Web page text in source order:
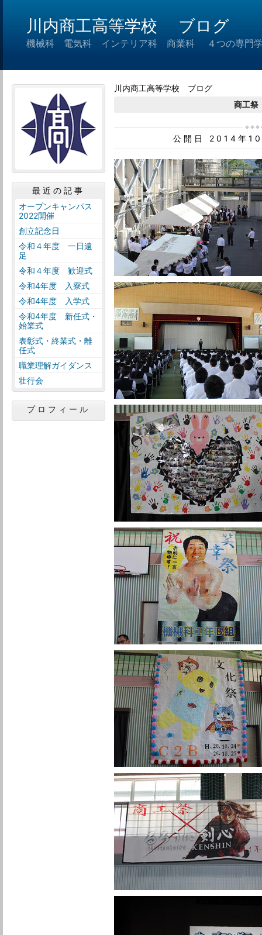
川内商工高等学校 ブログ
機械科 電気科 インテリア科 商業科 ４つの専門学
川内商工高等学校 ブログ
商工
公開日 2014年
最近の記事
オープンキャンパス
2022開催
創立記念日
令和４年度 一日遠
足
令和４年度 歓迎式
令和4年度 入寮式
令和4年度 入学式
令和4年度 新任式・
始業式
表彰式・終業式・離
任式
職業理解ガイダンス
壮行会
プロフィール